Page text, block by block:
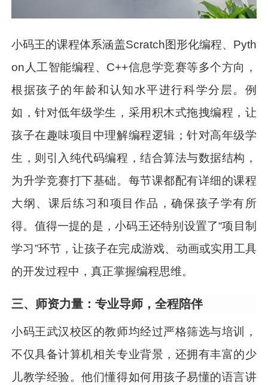
小码王的课程体系涵盖Scratch图形化编程、Pyth
on人工智能编程、C++信息学竞赛等多个方向，
根据孩子的年龄和认知水平进行科学分层。例
如，针对低年级学生，采用积木式拖拽编程，让
孩子在趣味项目中理解编程逻辑；针对高年级学
生，则引入纯代码编程，结合算法与数据结构，
为升学竞赛打下基础。每节课都配有详细的课程
大纲、课后练习和项目作品，确保孩子学有所
得。值得一提的是，小码王还特别设置了“项目制
学习”环节，让孩子在完成游戏、动画或实用工具
的开发过程中，真正掌握编程思维。
三、师资力量：专业导师，全程陪伴
小码王武汉校区的教师均经过严格筛选与培训，
不仅具备计算机相关专业背景，还拥有丰富的少
儿教学经验。他们懂得如何用孩子易懂的语言讲